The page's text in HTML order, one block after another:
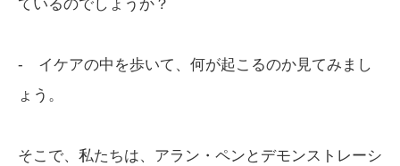
ているのでしょうか？
- イケアの中を歩いて、何が起こるのか見てみまし
ょう。
そこで、私たちは、アラン・ペンとデモンストレーシ